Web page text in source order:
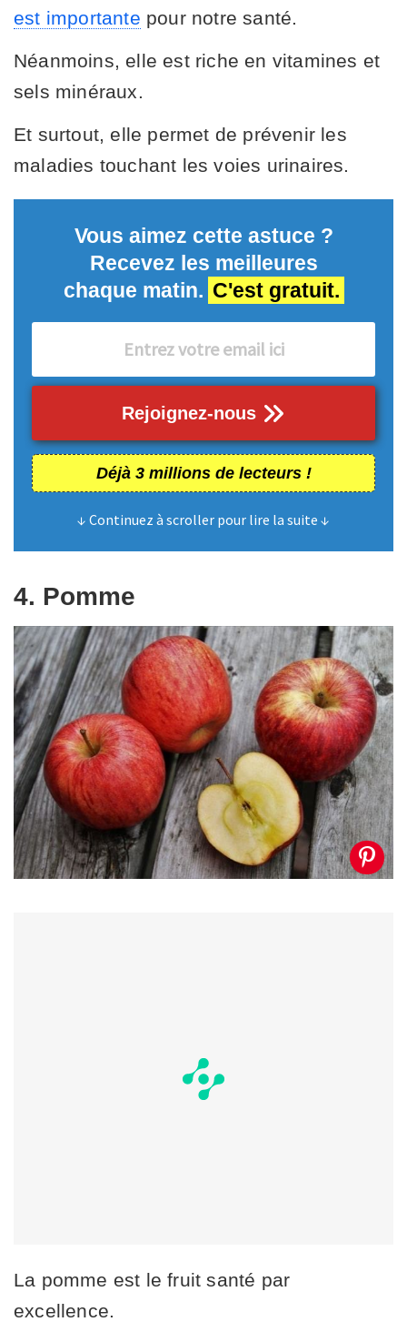
est importante pour notre santé.
Néanmoins, elle est riche en vitamines et
sels minéraux.
Et surtout, elle permet de prévenir les
maladies touchant les voies urinaires.
Vous aimez cette astuce ?
Recevez les meilleures
chaque matin. C'est gratuit.
Rejoignez-nous
Déjà 3 millions de lecteurs !
↓ Continuez à scroller pour lire la suite ↓
4. Pomme
La pomme est le fruit santé par
excellence.